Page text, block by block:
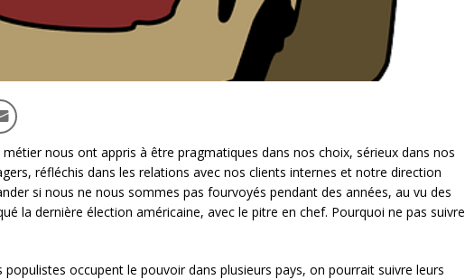
nous ont appris à être pragmatiques dans nos choix, sérieux dans nos
réfléchis dans les relations avec nos clients internes et notre direction
si nous ne nous sommes pas fourvoyés pendant des années, au vu des
la dernière élection américaine, avec le pitre en chef. Pourquoi ne pas suivre
occupent le pouvoir dans plusieurs pays, on pourrait suivre leurs